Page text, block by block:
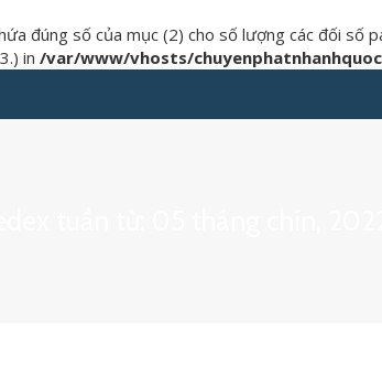
đúng số của mục (2) cho số lượng các đối số
in /var/www/vhosts/